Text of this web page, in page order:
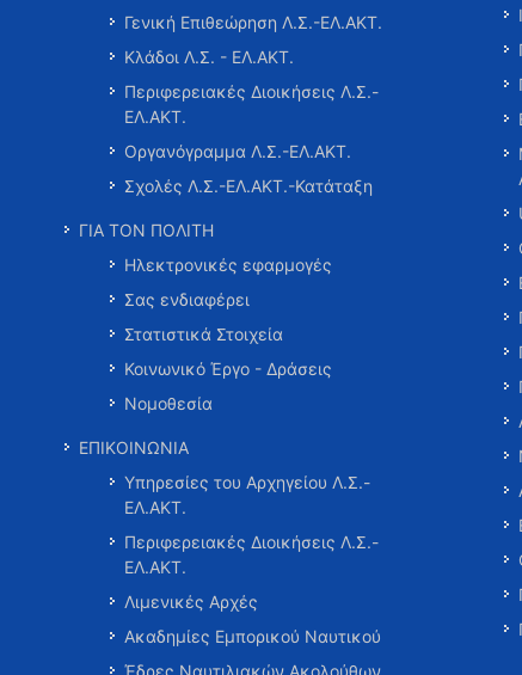
Γενική Επιθεώρηση Λ.Σ.-ΕΛ.ΑΚΤ.
Κλάδοι Λ.Σ. - ΕΛ.ΑΚΤ.
Περιφερειακές Διοικήσεις Λ.Σ.-
ΕΛ.ΑΚΤ.
Οργανόγραμμα Λ.Σ.-ΕΛ.ΑΚΤ.
Σχολές Λ.Σ.-ΕΛ.ΑΚΤ.-Κατάταξη
ΓΙΑ ΤΟΝ ΠΟΛΙΤΗ
Ηλεκτρονικές εφαρμογές
Σας ενδιαφέρει
Στατιστικά Στοιχεία
Κοινωνικό Έργο - Δράσεις
Νομοθεσία
ΕΠΙΚΟΙΝΩΝΙΑ
Υπηρεσίες του Αρχηγείου Λ.Σ.-
ΕΛ.ΑΚΤ.
Περιφερειακές Διοικήσεις Λ.Σ.-
ΕΛ.ΑΚΤ.
Λιμενικές Αρχές
Ακαδημίες Εμπορικού Ναυτικού